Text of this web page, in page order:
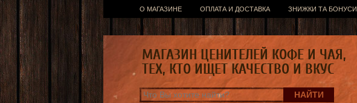
О МАГАЗИНЕ ОПЛАТА И ДОСТАВКА ЗНИЖКИ ТА БОНУСИ
МАГАЗИН ЦЕНИТЕЛЕЙ КОФЕ И ЧАЯ,
ТЕХ, КТО ИЩЕТ КАЧЕСТВО И ВКУС